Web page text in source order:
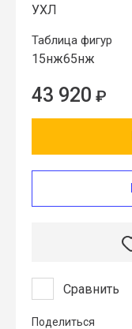
УХЛ
Таблица фигур
15нж65нж
43 920 ₽
Сравнить
Поделиться